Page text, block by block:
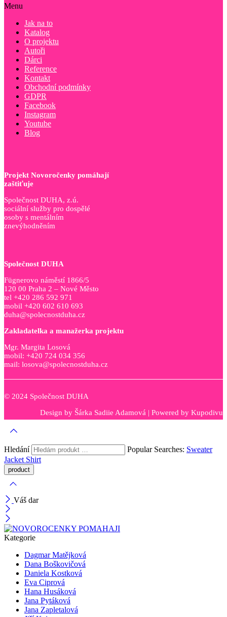
Menu
Jak na to
Katalog
O projektu
Autoři
Dárci
Reference
Kontakt
Obchodní podmínky
GDPR
Facebook
Instagram
Youtube
Blog
Projekt Novoročenky pomáhají
zaštiťuje
Společnost DUHA, z.ú.
sociální služby pro dospělé
osoby s mentálním
znevýhodněním
Společnost DUHA
Fügnerovo náměstí 1866/5
120 00 Praha 2 – Nové Město
tel +420 286 592 971
mobil +420 602 610 693
duha@spolecnostduha.cz
Zakladatelka a manažerka projektu
Mgr. Margita Losová
mobil: +420 724 034 356
mail: losova@spolecnostduha.cz
© 2024 Společnost DUHA
Design by Šárka Sadiie Adamová | Powered by Kupodivu
Hledání Popular Searches: Sweater
Jacket Shirt
Váš dar
Kategorie
Dagmar Matějková
Dana Boškovičová
Daniela Kostková
Eva Ciprová
Hana Husáková
Jana Pytáková
Jana Zapletalová